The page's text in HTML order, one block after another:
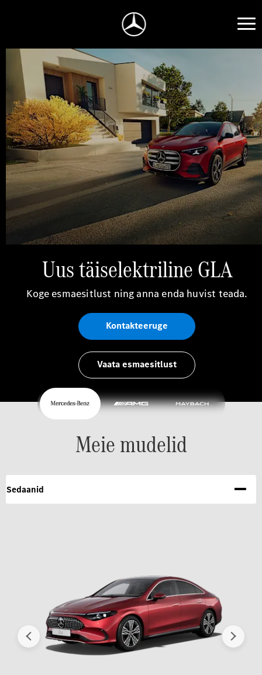
Uus täiselektriline GLA
Koge esmaesitlust ning anna enda huvist teada.
Kontakteeruge
Vaata esmaesitlust
Meie mudelid
Sedaanid
Eelmine